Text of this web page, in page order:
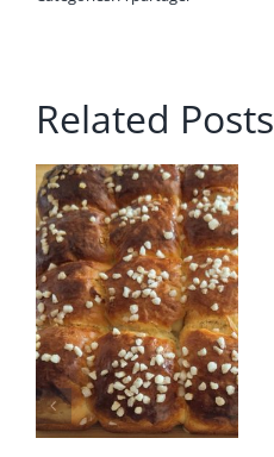
Related Posts